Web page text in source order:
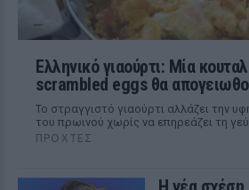
Ελληνικό γιαούρτι: Μία
scrambled eggs θα
Το στραγγιστό γιαούρτι αλλάζει την
του πρωινού χωρίς να επηρεάζει τη
ΠΡΟΧΤΈΣ